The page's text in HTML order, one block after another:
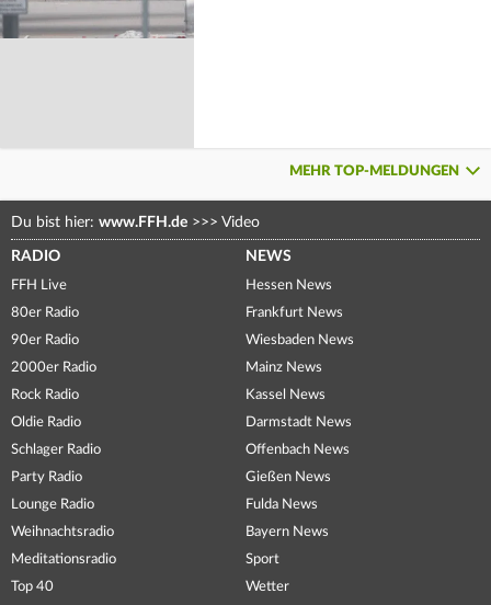
MEHR TOP-MELDUNGEN
Du bist hier: www.FFH.de >>> Video
RADIO
FFH Live
80er Radio
90er Radio
2000er Radio
Rock Radio
Oldie Radio
Schlager Radio
Party Radio
Lounge Radio
Weihnachtsradio
Meditationsradio
Top 40
NEWS
Hessen News
Frankfurt News
Wiesbaden News
Mainz News
Kassel News
Darmstadt News
Offenbach News
Gießen News
Fulda News
Bayern News
Sport
Wetter